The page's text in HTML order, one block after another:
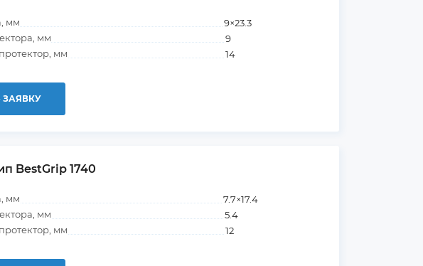
мм
9×23.3
мм
9
мм
14
ЗАЯВКУ
BestGrip 1740
мм
7.7×17.4
мм
5.4
мм
12